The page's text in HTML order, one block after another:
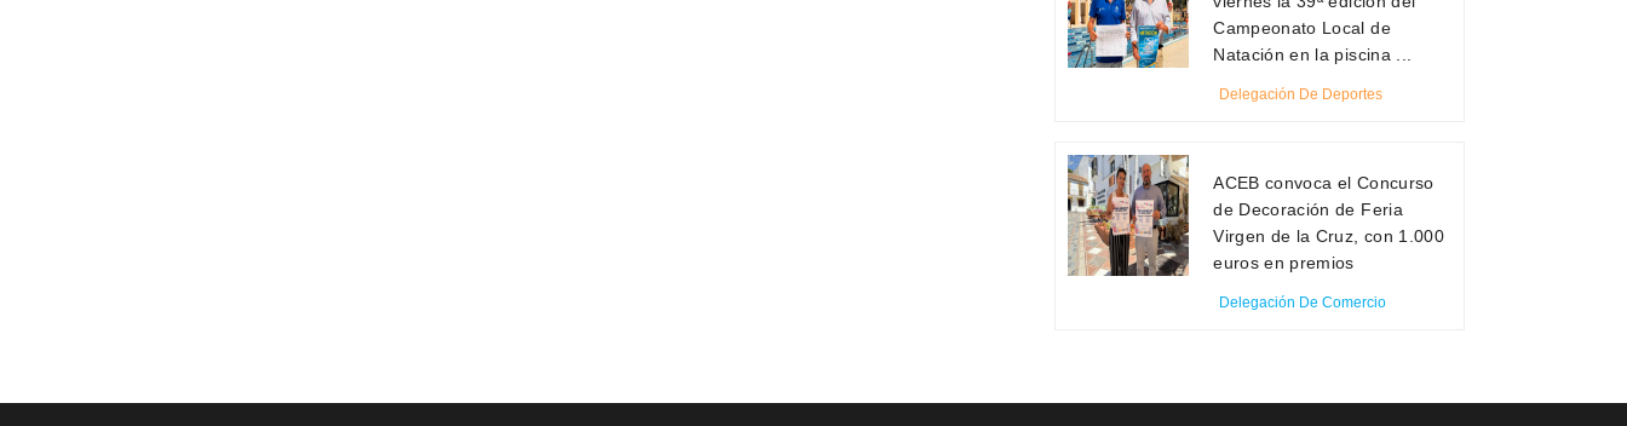
Campeonato Local de
Natación en la piscina ...
Delegación De Deportes
ACEB convoca el Concurso
de Decoración de Feria
Virgen de la Cruz, con 1.000
euros en premios
Delegación De Comercio